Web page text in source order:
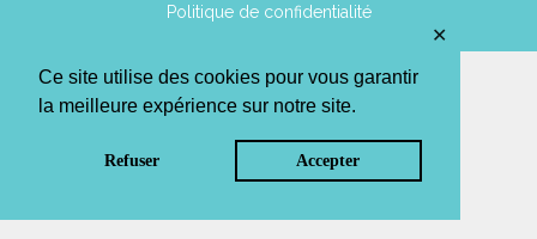
Ce site utilise des cookies pour vous garantir
la meilleure expérience sur notre site.
Refuser Accepter
✕
Politique de confidentialité